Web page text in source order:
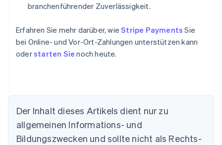
branchenführender Zuverlässigkeit.
Erfahren Sie mehr darüber, wieStripe Payments Sie
bei Online- und Vor-Ort-Zahlungen unterstützen kann
oderstarten Sie noch heute.
Der Inhalt dieses Artikels dient nur zu
allgemeinen Informations- und
Bildungszwecken und sollte nicht als Rechts-
Australien
English
Belgien
Bulgarien
English
Dänemark
English
Deutschland